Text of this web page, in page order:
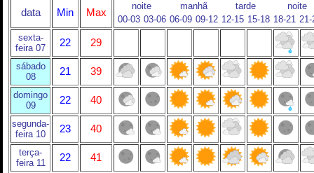
data Min Max
noite manhã tarde
noite
00-03 03-06 06-09 09-12 12-15 15-18 18-21 21-
sexta-
feira 07
22 29
sábado
08
21 39
domingo
09
22 40
segunda-
feira 10
23 40
terça-
feira 11
22 41